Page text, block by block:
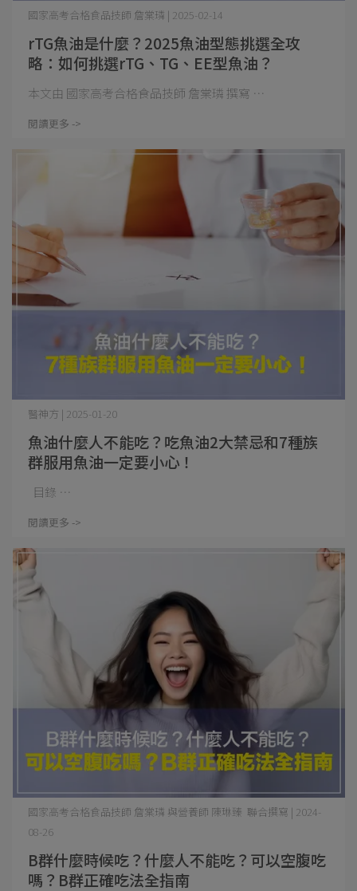
rTG魚油是什麼？2025魚油型態挑選全攻
略：如何挑選rTG、TG、EE型魚油？
國家高考合格食品技師 詹棠璘 | 2025-02-14
本文由 國家高考合格食品技師 詹棠璘 撰寫 ⋯
閱讀更多 ->
魚油什麼人不能吃？吃魚油2大禁忌和7種族
群服用魚油一定要小心！
醫神方 | 2025-01-20
目錄 ⋯
閱讀更多 ->
B群什麼時候吃？什麼人不能吃？可以空腹吃
嗎？B群正確吃法全指南
國家高考合格食品技師 詹棠璘 與營養師 陳琳臻 聯合撰寫 | 2024-
08-26